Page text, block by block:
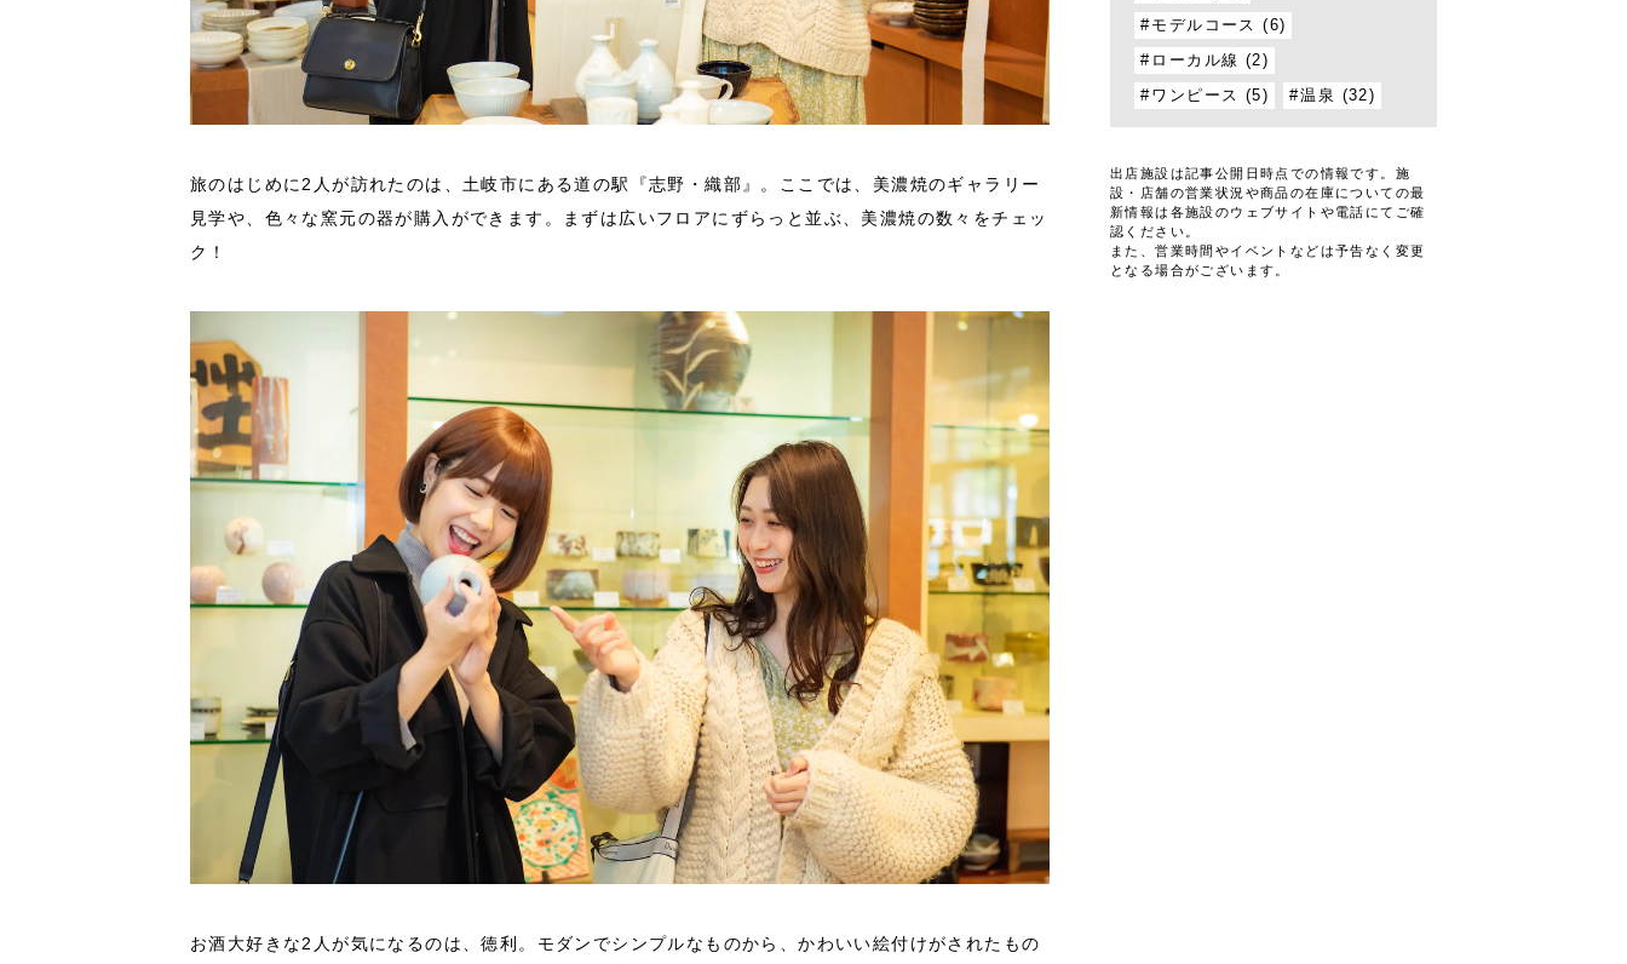
旅のはじめに2人が訪れたのは、土岐市にある道の駅『志野・織部』。ここでは、美濃焼のギャラリー
見学や、色々な窯元の器が購入ができます。まずは広いフロアにずらっと並ぶ、美濃焼の数々をチェッ
ク！
お酒大好きな2人が気になるのは、徳利。モダンでシンプルなものから、かわいい絵付けがされたもの
モデルコース (6)
ローカル線 (2)
ワンピース (5) 温泉 (32)
出店施設は記事公開日時点での情報です。施
設・店舗の営業状況や商品の在庫についての最
新情報は各施設のウェブサイトや電話にてご確
認ください。
また、営業時間やイベントなどは予告なく変更
となる場合がございます。